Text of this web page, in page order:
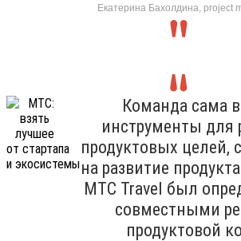
Екатерина Бахолдина, project
Команда сама
инструменты для
продуктовых целей,
на развитие
МТС Travel был
совместными
продуктовой